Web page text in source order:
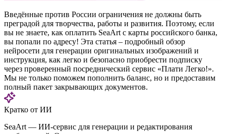
Введённые против России ограничения не должны быть
преградой для творчества, работы и развития. Поэтому, если
вы не знаете, как оплатить SeaArt с карты российского банка,
вы попали по адресу! Эта статья – подробный обзор
нейросети для генерации оригинальных изображений и
инструкция, как легко и безопасно приобрести подписку
через проверенный посреднический сервис «Плати Легко!».
Мы не только поможем пополнить баланс, но и предоставим
полный пакет закрывающих документов.
Кратко от ИИ
SeaArt — ИИ-сервис для генерации и редактирования